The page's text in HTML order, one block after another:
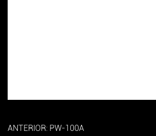
ANTERIOR: PW-100A